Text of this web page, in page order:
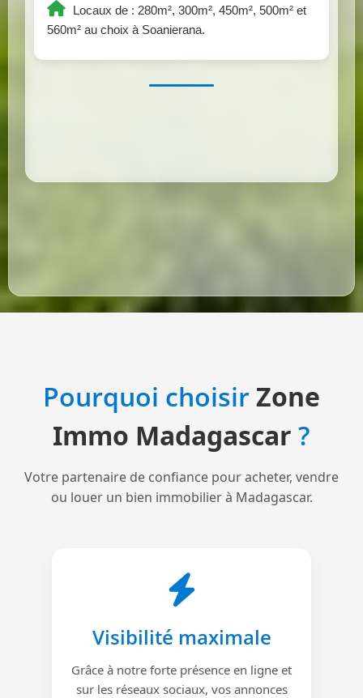
Locaux de : 280m², 300m², 450m², 500m² et
560m² au choix à Soanierana.
Pourquoi choisirZone
Immo Madagascar ?
Votre partenaire de confiance pour acheter, vendre
ou louer un bien immobilier à Madagascar.
Visibilité maximale
Grâce à notre forte présence en ligne et
sur les réseaux sociaux, vos annonces